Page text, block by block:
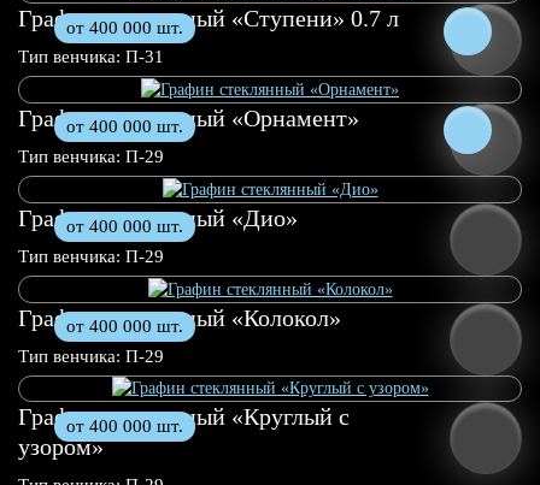
от 400 000 шт.
Графин стеклянный «Ступени» 0.7 л
Тип венчика: П-31
от 400 000 шт.
0.5 л 1.0 л
Графин стеклянный «Орнамент»
Тип венчика: П-29
от 400 000 шт.
0.5 л 1.0 л
Графин стеклянный «Дио»
Тип венчика: П-29
от 400 000 шт.
Графин стеклянный «Колокол»
Тип венчика: П-29
от 400 000 шт.
Графин стеклянный «Круглый с
узором»